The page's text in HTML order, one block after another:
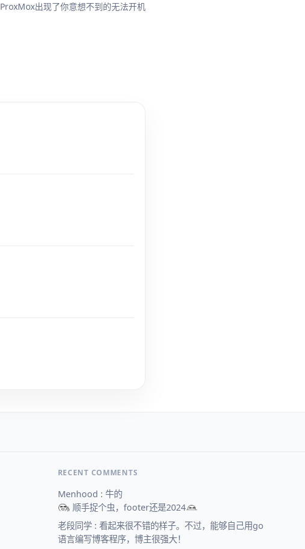
ProxMox出现了你意想不到的无法开机
RECENT COMMENTS
Menhood : 牛的
顺手捉个虫，footer还是2024
老段同学 : 看起来很不错的样子。不过，能够自己用go
语言编写博客程序，博主很强大！